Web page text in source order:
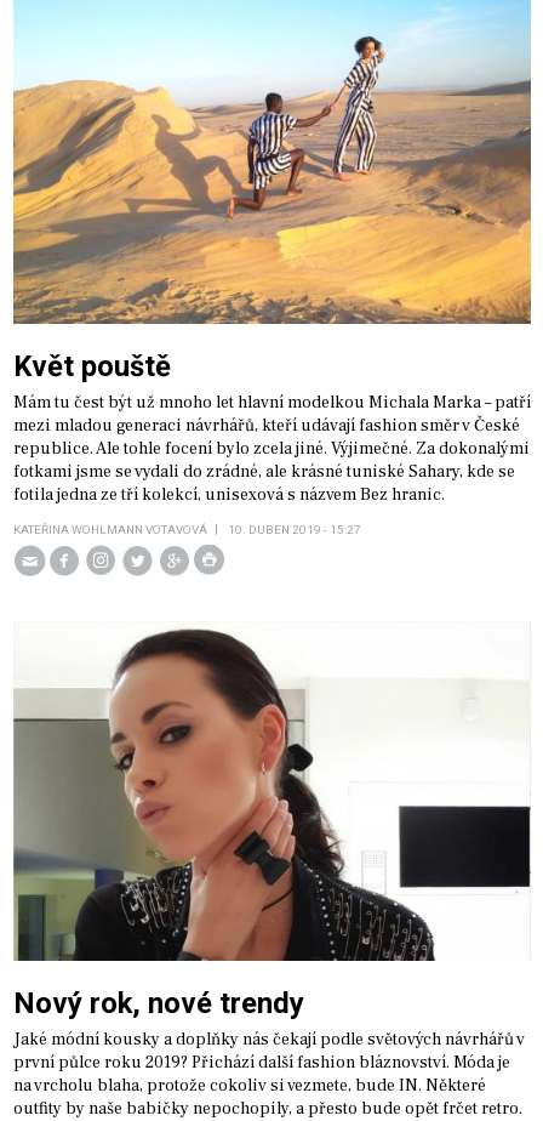
Květ pouště
Mám tu čest být už mnoho let hlavní modelkou Michala Marka – patří
mezi mladou generaci návrhářů, kteří udávají fashion směr v České
republice. Ale tohle focení bylo zcela jiné. Výjimečné. Za dokonalými
fotkami jsme se vydali do zrádné, ale krásné tuniské Sahary, kde se
fotila jedna ze tří kolekcí, unisexová s názvem Bez hranic.
KATEŘINA WOHLMANN VOTAVOVÁ 10. DUBEN 2019 - 15:27
Nový rok, nové trendy
Jaké módní kousky a doplňky nás čekají podle světových návrhářů v
první půlce roku 2019? Přichází další fashion bláznovství. Móda je
na vrcholu blaha, protože cokoliv si vezmete, bude IN. Některé
outfity by naše babičky nepochopily, a přesto bude opět frčet retro.